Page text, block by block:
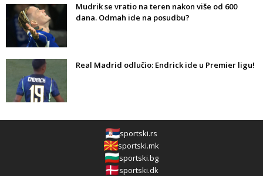
Mudrik se vratio na teren nakon više od 600
dana. Odmah ide na posudbu?
Real Madrid odlučio: Endrick ide u Premier ligu!
sportski.rs
sportski.mk
sportski.bg
sportski.dk